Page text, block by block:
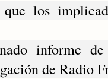
los
informe
de Radio